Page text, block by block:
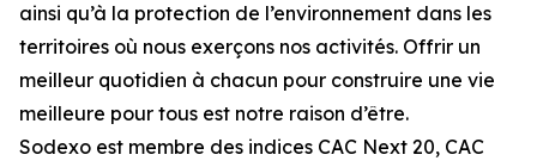
ainsi qu’à la protection de l’environnement dans les
territoires où nous exerçons nos activités. Offrir un
meilleur quotidien à chacun pour construire une vie
meilleure pour tous est notre raison d’être.
Sodexo est membre des indices CAC Next 20, CAC